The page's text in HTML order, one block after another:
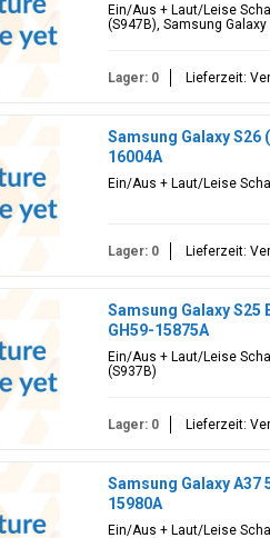
Ein/Aus + Laut/Leise
(S947B), Samsung Galaxy
Lager: 0 Lieferzeit:
Samsung Galaxy S26
16004A
Ein/Aus + Laut/Leise
Lager: 0 Lieferzeit:
Samsung Galaxy S25
GH59-15875A
Ein/Aus + Laut/Leise
(S937B)
Lager: 0 Lieferzeit:
Samsung Galaxy A37
15980A
Ein/Aus + Laut/Leise